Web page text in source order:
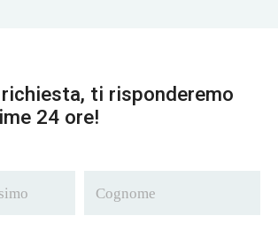
ti risponderemo
24 ore!